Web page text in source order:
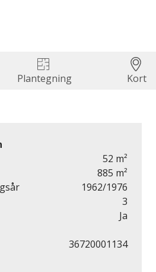
Plantegning Kort
52 m²
885 m²
1962/1976
3
Ja
36720001134